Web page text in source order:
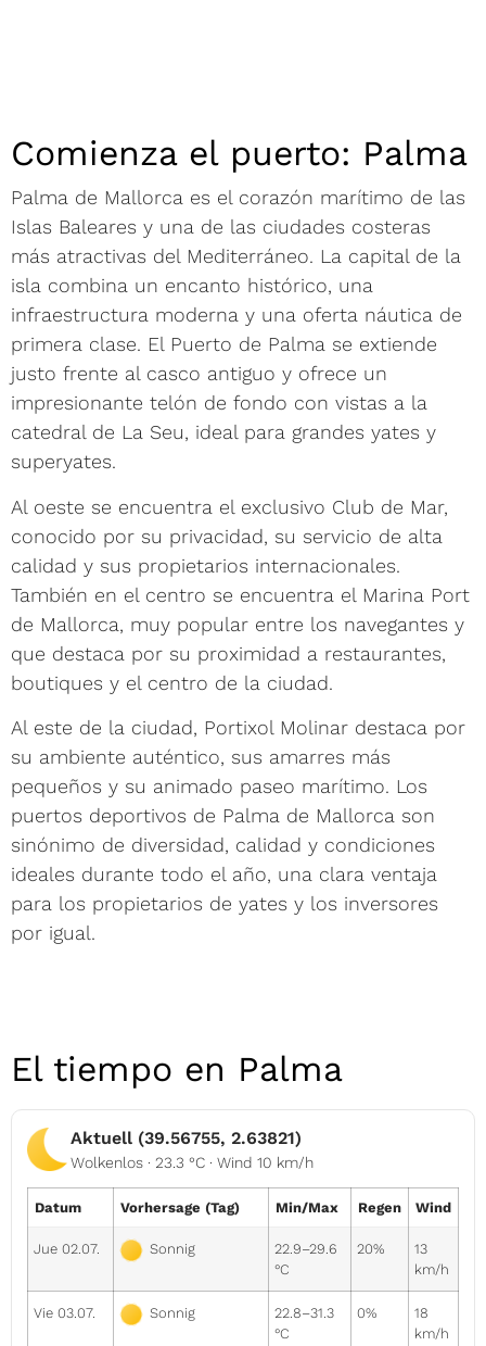
Comienza el puerto: Palma
Palma de Mallorca es el corazón marítimo de las
Islas Baleares y una de las ciudades costeras
más atractivas del Mediterráneo. La capital de la
isla combina un encanto histórico, una
infraestructura moderna y una oferta náutica de
primera clase. El Puerto de Palma se extiende
justo frente al casco antiguo y ofrece un
impresionante telón de fondo con vistas a la
catedral de La Seu, ideal para grandes yates y
superyates.
Al oeste se encuentra el exclusivo Club de Mar,
conocido por su privacidad, su servicio de alta
calidad y sus propietarios internacionales.
También en el centro se encuentra el Marina Port
de Mallorca, muy popular entre los navegantes y
que destaca por su proximidad a restaurantes,
boutiques y el centro de la ciudad.
Al este de la ciudad, Portixol Molinar destaca por
su ambiente auténtico, sus amarres más
pequeños y su animado paseo marítimo. Los
puertos deportivos de Palma de Mallorca son
sinónimo de diversidad, calidad y condiciones
ideales durante todo el año, una clara ventaja
para los propietarios de yates y los inversores
por igual.
El tiempo en Palma
Aktuell (39.56755, 2.63821)
Wolkenlos · 23.3 °C · Wind 10 km/h
Datum Vorhersage (Tag) Min/Max Regen Wind
Jue 02.07. Sonnig
22.9–29.6
°C
20%
13
km/h
Vie 03.07. Sonnig
22.8–31.3
°C
0%
18
km/h